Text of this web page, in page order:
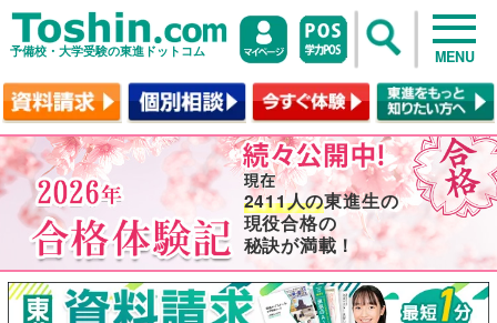
予備校・大学受験の東進ドットコム MENU
2411人の東進生の
現役合格の
秘訣が満載！